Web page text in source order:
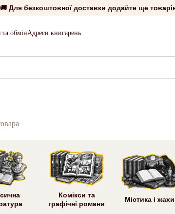
🚚 Для безкоштовної доставки додайте ще
обмінАдреси книгарень
Комікси та
графічні романи
Містика і жахи